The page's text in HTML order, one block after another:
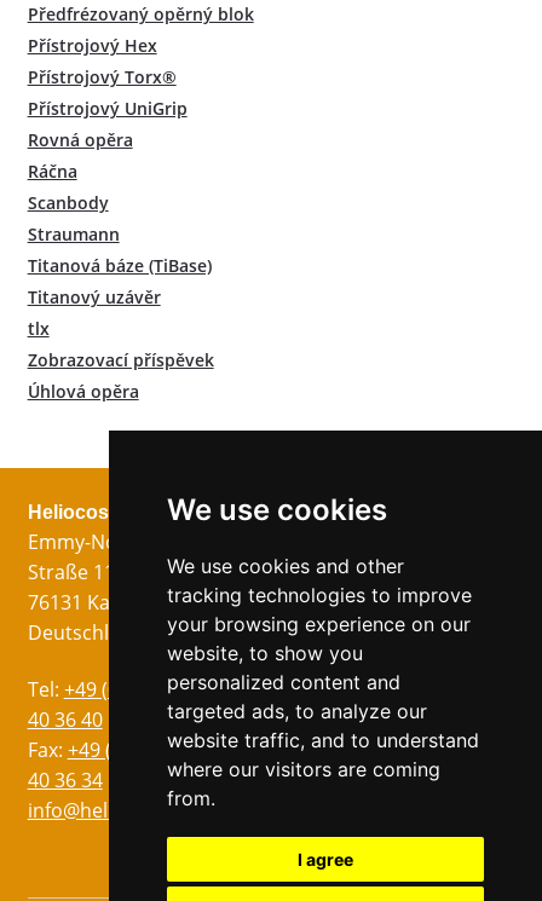
We use cookies
We use cookies and other
tracking technologies to improve
your browsing experience on our
website, to show you
personalized content and
targeted ads, to analyze our
website traffic, and to understand
where our visitors are coming
from.
I agree
Předfrézovaný opěrný blok
Přístrojový Hex
Přístrojový Torx®
Přístrojový UniGrip
Rovná opěra
Ráčna
Scanbody
Straumann
Titanová báze (TiBase)
Titanový uzávěr
tlx
Zobrazovací příspěvek
Úhlová opěra
Heliocos GmbH
Emmy-Noether-
Straße 11
76131 Karlsruhe
Deutschland
Tel: +49 (0)721 75
40 36 40
Fax: +49 (0)721 75
40 36 34
info@heliocos.de
Právní
Ochrana dat
VOP
Následuj nás!
Jazyky
Němec
Angličtina
Ital
Španělský